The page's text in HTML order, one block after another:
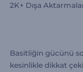
2K+ Dışa
Basitliğin gücünü
kesinlikle dikkat